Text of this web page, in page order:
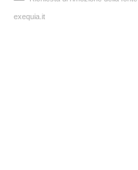
exequia.it